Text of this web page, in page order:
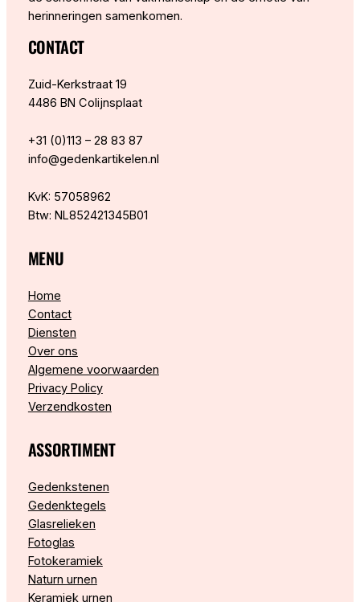
herinneringen samenkomen.
CONTACT
Zuid-Kerkstraat 19
4486 BN Colijnsplaat
+31 (0)113 – 28 83 87
info@gedenkartikelen.nl
KvK: 57058962
Btw: NL852421345B01
MENU
Home
Contact
Diensten
Over ons
Algemene voorwaarden
Privacy Policy
Verzendkosten
ASSORTIMENT
Gedenkstenen
Gedenktegels
Glasrelieken
Fotoglas
Fotokeramiek
Naturn urnen
Keramiek urnen